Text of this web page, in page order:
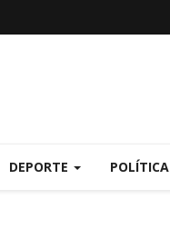
DEPORTE POLÍTICA